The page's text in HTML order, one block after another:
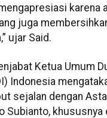
karena
juga
ujar Said.
Ketua Umum
Indonesia
sejalan dengan
Subianto, khususnya